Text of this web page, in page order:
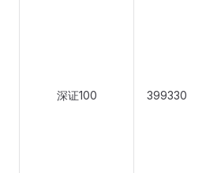
深证100 399330